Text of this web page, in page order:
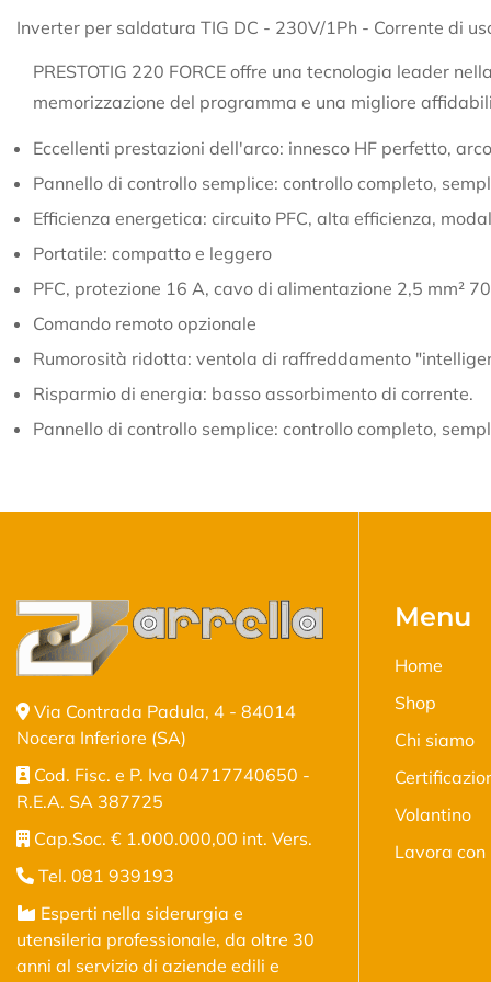
Inverter per saldatura TIG DC - 230V/1Ph - Corrente di
PRESTOTIG 220 FORCE offre una tecnologia leader
memorizzazione del programma e una migliore
Eccellenti prestazioni dell'arco: innesco HF perfetto,
Pannello di controllo semplice: controllo completo,
Efficienza energetica: circuito PFC, alta efficienza,
Portatile: compatto e leggero
PFC, protezione 16 A, cavo di alimentazione 2,5 mm²
Comando remoto opzionale
Rumorosità ridotta: ventola di raffreddamento
Risparmio di energia: basso assorbimento di corrente.
Pannello di controllo semplice: controllo completo,
Via Contrada Padula, 4 - 84014
Nocera Inferiore (SA)
Cod. Fisc. e P. Iva 04717740650 -
R.E.A. SA 387725
Cap.Soc. € 1.000.000,00 int. Vers.
Tel. 081 939193
Esperti nella siderurgia e
utensileria professionale, da oltre 30
anni al servizio di aziende edili e
Menu
Home
Shop
Chi siamo
Volantino
Lavora con